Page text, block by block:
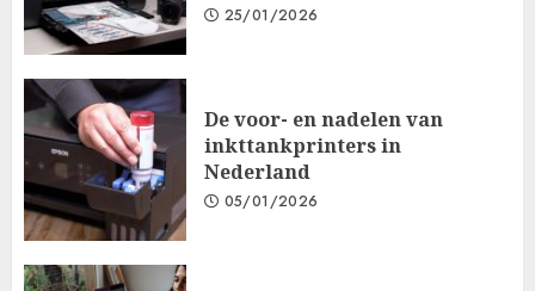
25/01/2026
De voor- en nadelen van
inkttankprinters in
Nederland
05/01/2026